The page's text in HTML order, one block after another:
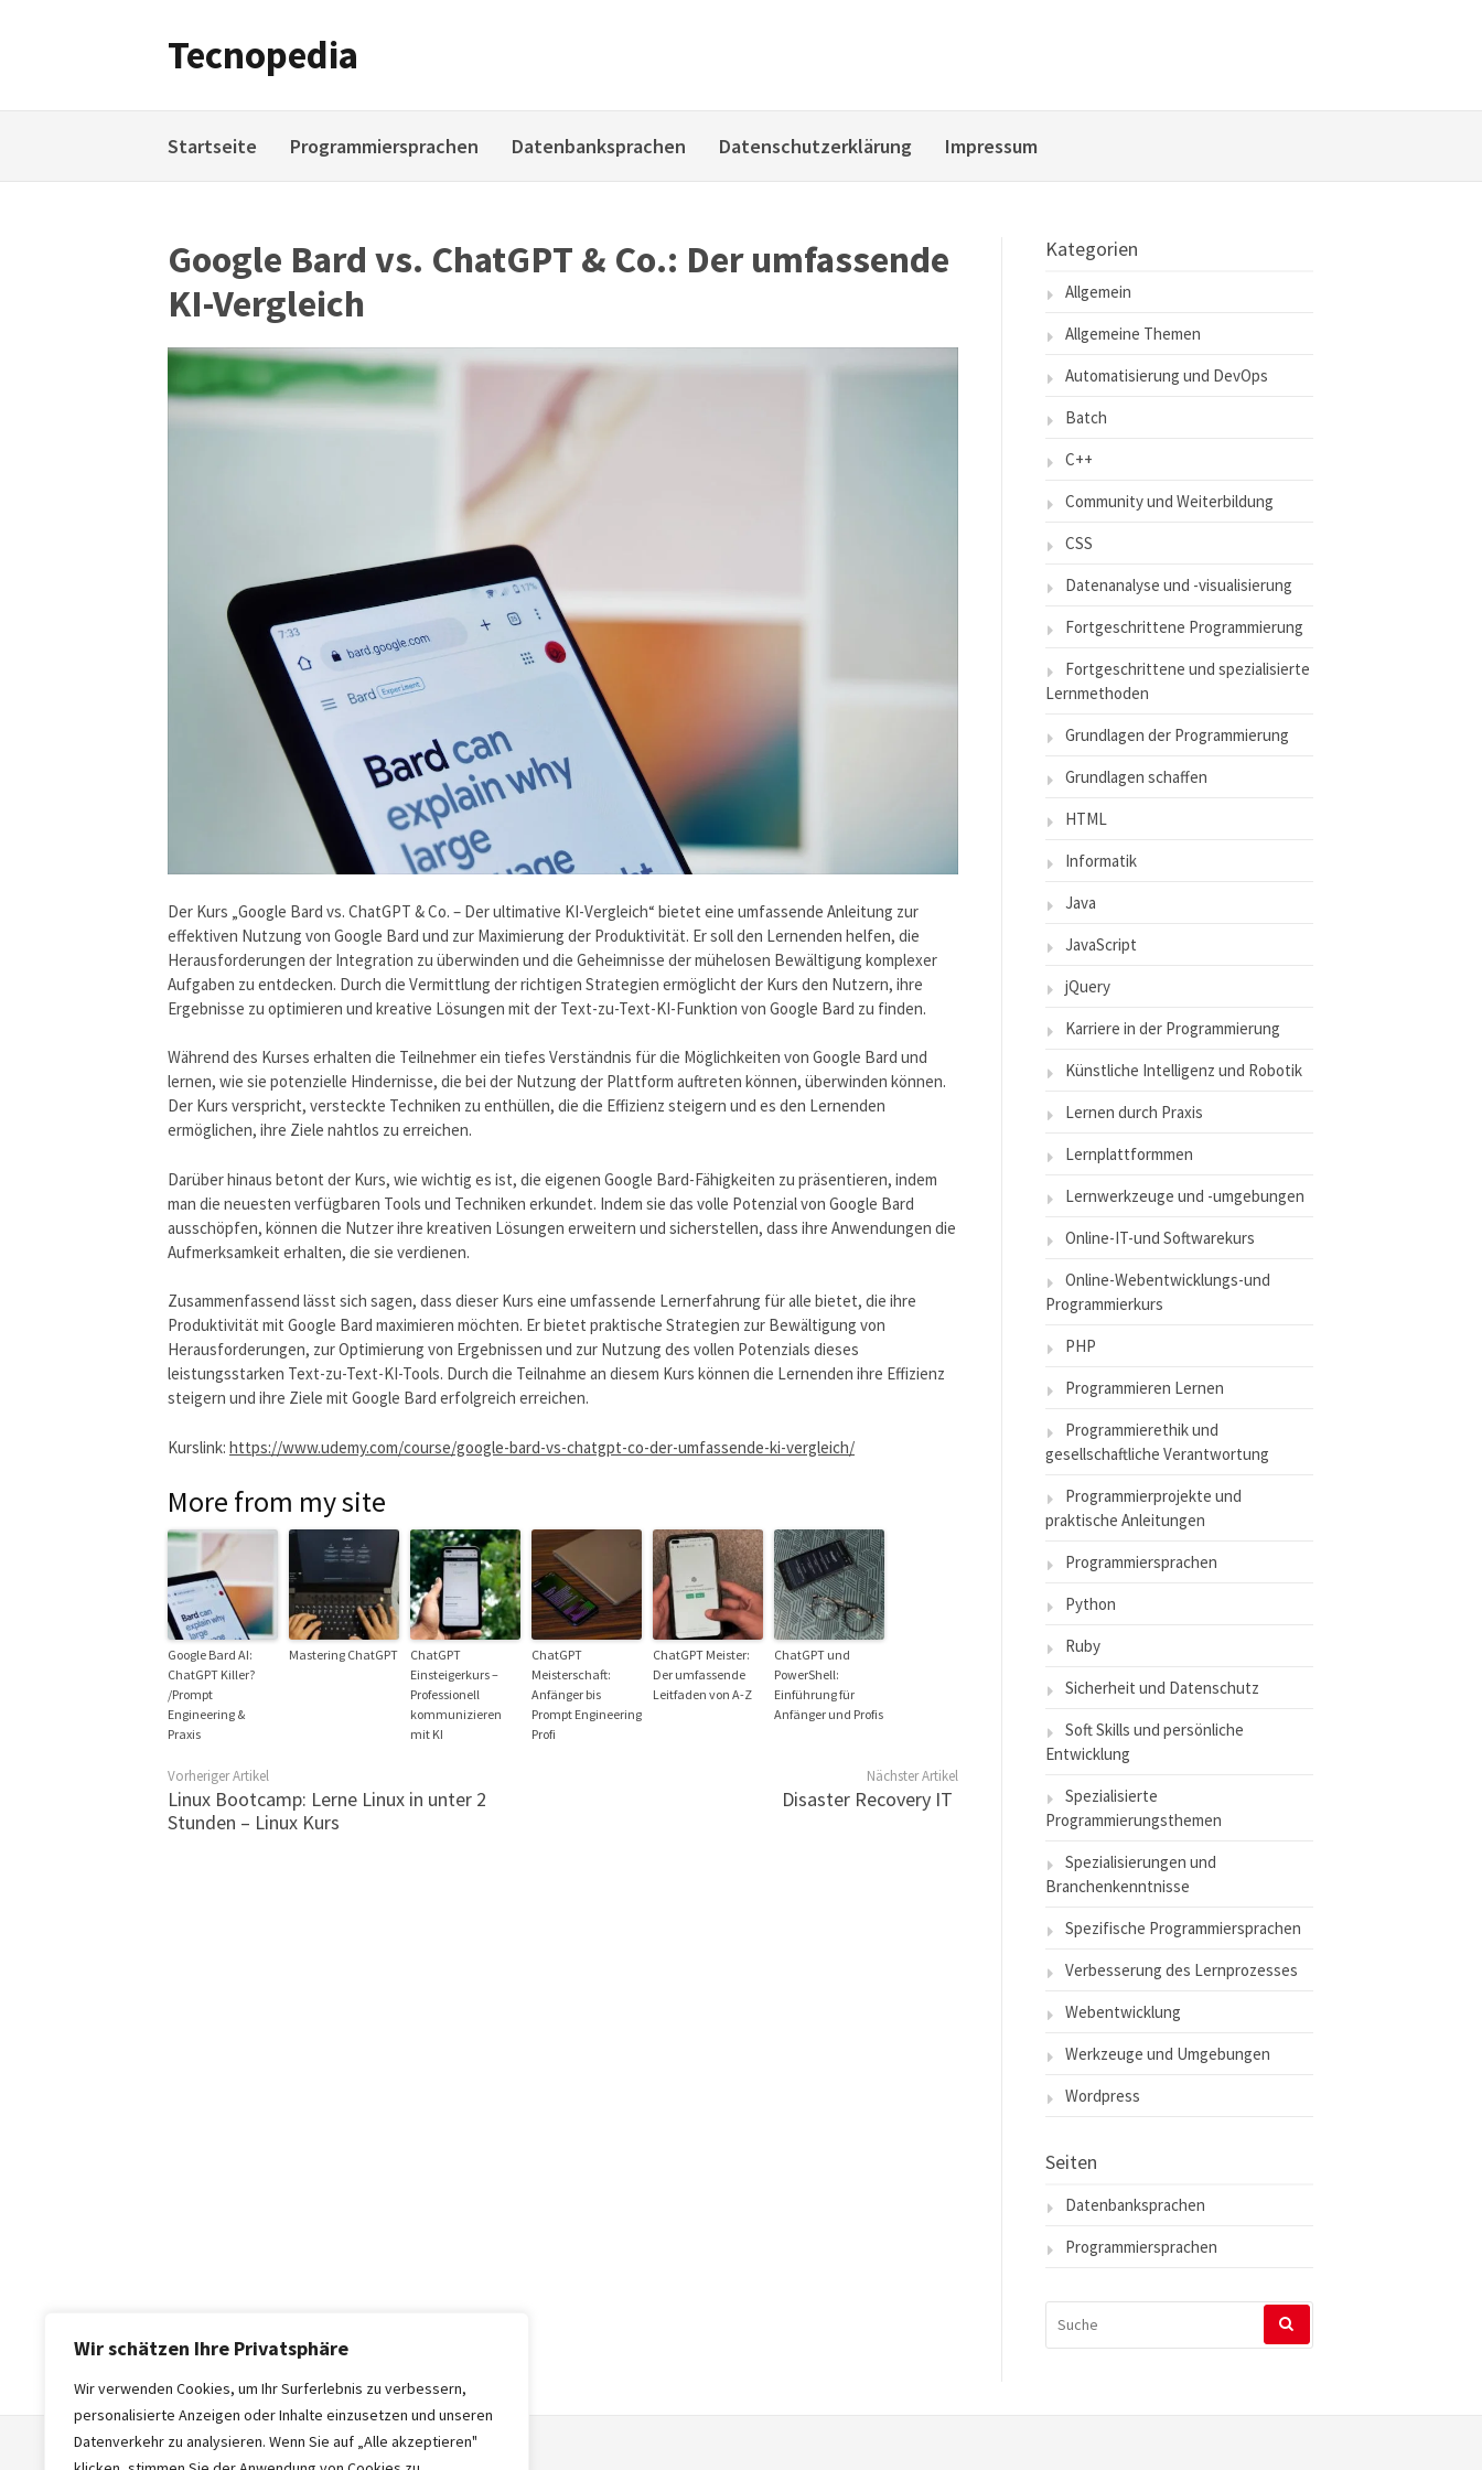
Wir schätzen Ihre Privatsphäre
Wir verwenden Cookies, um Ihr Surferlebnis zu verbessern,
personalisierte Anzeigen oder Inhalte einzusetzen und unseren
Datenverkehr zu analysieren. Wenn Sie auf „Alle akzeptieren"
Tecnopedia
Startseite Programmiersprachen Datenbanksprachen Datenschutzerklärung Impressum
Google Bard vs. ChatGPT & Co.: Der umfassende
KI-Vergleich
Der Kurs „Google Bard vs. ChatGPT & Co. – Der ultimative KI-Vergleich“ bietet eine umfassende Anleitung zur
effektiven Nutzung von Google Bard und zur Maximierung der Produktivität. Er soll den Lernenden helfen, die
Herausforderungen der Integration zu überwinden und die Geheimnisse der mühelosen Bewältigung komplexer
Aufgaben zu entdecken. Durch die Vermittlung der richtigen Strategien ermöglicht der Kurs den Nutzern, ihre
Ergebnisse zu optimieren und kreative Lösungen mit der Text-zu-Text-KI-Funktion von Google Bard zu finden.
Während des Kurses erhalten die Teilnehmer ein tiefes Verständnis für die Möglichkeiten von Google Bard und
lernen, wie sie potenzielle Hindernisse, die bei der Nutzung der Plattform auftreten können, überwinden können.
Der Kurs verspricht, versteckte Techniken zu enthüllen, die die Effizienz steigern und es den Lernenden
ermöglichen, ihre Ziele nahtlos zu erreichen.
Darüber hinaus betont der Kurs, wie wichtig es ist, die eigenen Google Bard-Fähigkeiten zu präsentieren, indem
man die neuesten verfügbaren Tools und Techniken erkundet. Indem sie das volle Potenzial von Google Bard
ausschöpfen, können die Nutzer ihre kreativen Lösungen erweitern und sicherstellen, dass ihre Anwendungen die
Aufmerksamkeit erhalten, die sie verdienen.
Zusammenfassend lässt sich sagen, dass dieser Kurs eine umfassende Lernerfahrung für alle bietet, die ihre
Produktivität mit Google Bard maximieren möchten. Er bietet praktische Strategien zur Bewältigung von
Herausforderungen, zur Optimierung von Ergebnissen und zur Nutzung des vollen Potenzials dieses
leistungsstarken Text-zu-Text-KI-Tools. Durch die Teilnahme an diesem Kurs können die Lernenden ihre Effizienz
steigern und ihre Ziele mit Google Bard erfolgreich erreichen.
Kurslink: https://www.udemy.com/course/google-bard-vs-chatgpt-co-der-umfassende-ki-vergleich/
More from my site
Google Bard AI:
ChatGPT Killer?
/Prompt
Engineering &
Praxis
Mastering ChatGPT
ChatGPT
Einsteigerkurs –
Professionell
kommunizieren
mit KI
ChatGPT
Meisterschaft:
Anfänger bis
Prompt Engineering
Profi
ChatGPT Meister:
Der umfassende
Leitfaden von A-Z
ChatGPT und
PowerShell:
Einführung für
Anfänger und Profis
Vorheriger Artikel
Linux Bootcamp: Lerne Linux in unter 2
Stunden – Linux Kurs
Nächster Artikel
Disaster Recovery IT
Kategorien
Allgemein
Allgemeine Themen
Automatisierung und DevOps
Batch
C++
Community und Weiterbildung
CSS
Datenanalyse und -visualisierung
Fortgeschrittene Programmierung
Fortgeschrittene und spezialisierte
Lernmethoden
Grundlagen der Programmierung
Grundlagen schaffen
HTML
Informatik
Java
JavaScript
jQuery
Karriere in der Programmierung
Künstliche Intelligenz und Robotik
Lernen durch Praxis
Lernplattformmen
Lernwerkzeuge und -umgebungen
Online-IT-und Softwarekurs
Online-Webentwicklungs-und
Programmierkurs
PHP
Programmieren Lernen
Programmierethik und
gesellschaftliche Verantwortung
Programmierprojekte und
praktische Anleitungen
Programmiersprachen
Python
Ruby
Sicherheit und Datenschutz
Soft Skills und persönliche
Entwicklung
Spezialisierte
Programmierungsthemen
Spezialisierungen und
Branchenkenntnisse
Spezifische Programmiersprachen
Verbesserung des Lernprozesses
Webentwicklung
Werkzeuge und Umgebungen
Wordpress
Seiten
Datenbanksprachen
Programmiersprachen
NACH: